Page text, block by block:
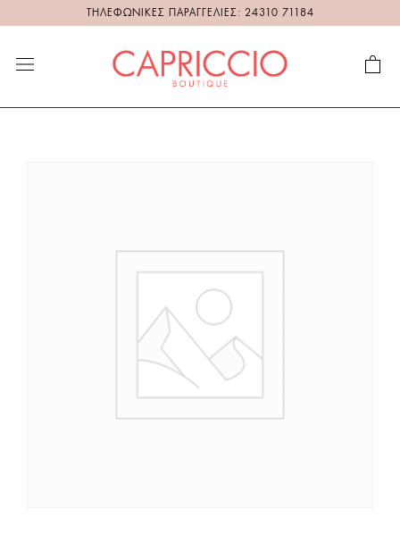
ΤΗΛΕΦΩΝΙΚΕΣ ΠΑΡΑΓΓΕΛΙΕΣ: 24310 71184